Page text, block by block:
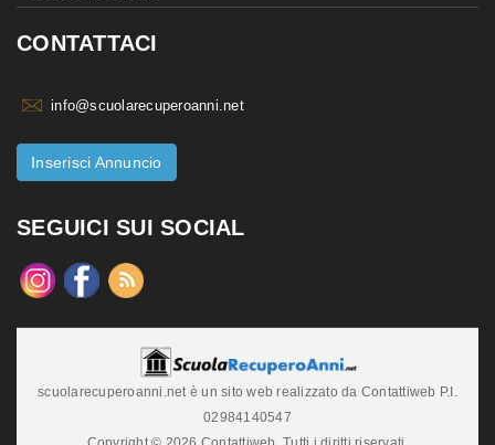
CONTATTACI
info@scuolarecuperoanni.net
Inserisci Annuncio
SEGUICI SUI SOCIAL
scuolarecuperoanni.net è un sito web realizzato da Contattiweb P.I.
02984140547